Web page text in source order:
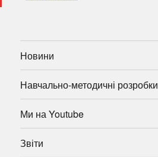
Новини
Навчально-методичні розробки
Ми на Youtube
Звіти